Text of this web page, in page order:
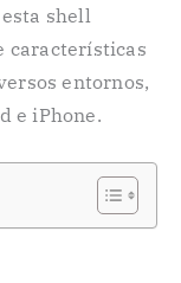
shell
características
entornos,
e iPhone.